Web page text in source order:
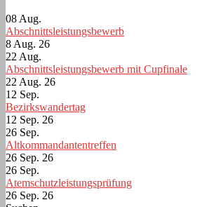
08 Aug.
Abschnittsleistungsbewerb
8 Aug. 26
22 Aug.
Abschnittsleistungsbewerb mit Cupfinale
22 Aug. 26
12 Sep.
Bezirkswandertag
12 Sep. 26
26 Sep.
Altkommandantentreffen
26 Sep. 26
26 Sep.
Atemschutzleistungsprüfung
26 Sep. 26